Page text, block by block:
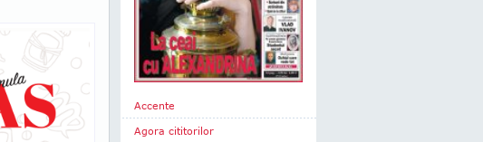
Accente
Agora cititorilor